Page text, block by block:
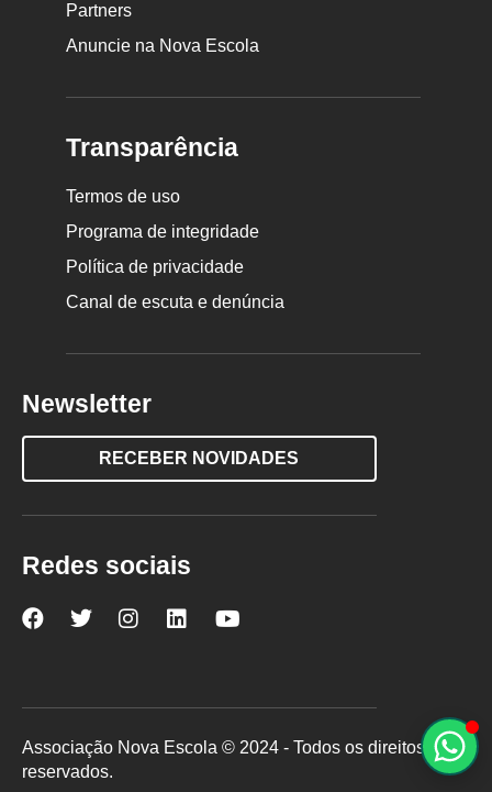
Partners
Anuncie na Nova Escola
Transparência
Termos de uso
Programa de integridade
Política de privacidade
Canal de escuta e denúncia
Newsletter
RECEBER NOVIDADES
Redes sociais
Nova
Facebook
Nova
Twitter
Nova
Instagram
Nova
LinkedInYouTube
Associação Nova Escola © 2024 - Todos os direitos
reservados.